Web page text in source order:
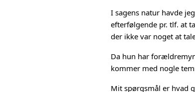
I sagens natur havde
efterfølgende pr. tlf. at
der ikke var noget at
Da hun har
kommer med nogle
Mit spørgsmål er hvad